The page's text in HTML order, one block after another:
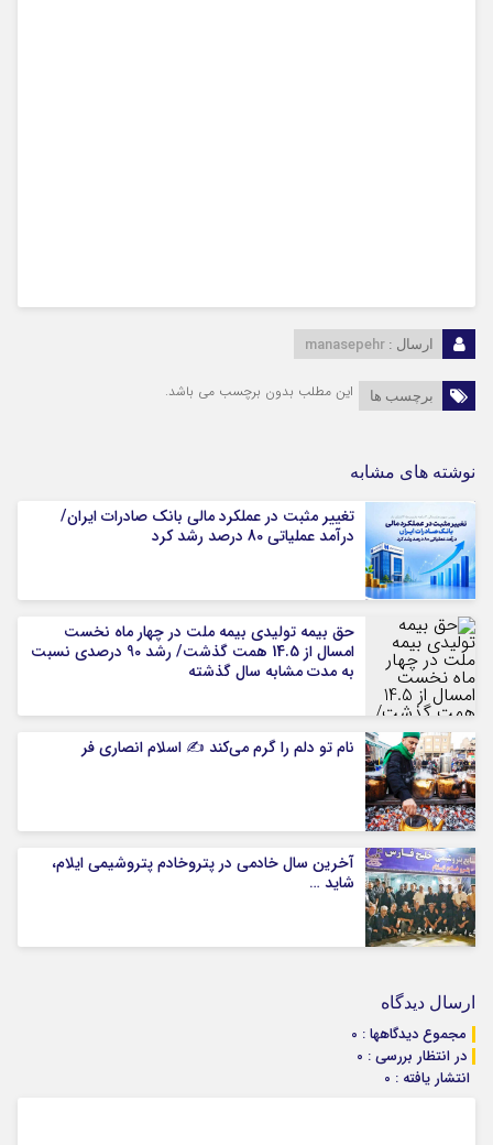
ارسال : manasepehr
برچسب ها این مطلب بدون برچسب می باشد.
نوشته های مشابه
تغییر مثبت در عملکرد مالی بانک صادرات ایران/
درآمد عملیاتی 80 درصد رشد کرد
حق بیمه تولیدی بیمه ملت در چهار ماه نخست
امسال از 14.5 همت گذشت/ رشد 90 درصدی نسبت
به مدت مشابه سال گذشته
نام تو دلم را گرم می‌کند ✍️ اسلام انصاری فر
آخرین سال خادمی در پتروخادم پتروشیمی ایلام،
شاید …
ارسال دیدگاه
مجموع دیدگاهها : 0
در انتظار بررسی : 0
انتشار یافته : 0